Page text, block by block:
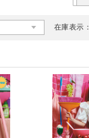
在庫表示：